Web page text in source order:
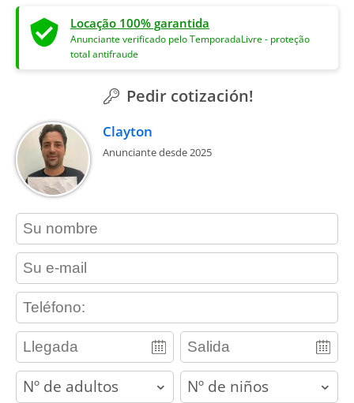
Locação 100% garantida
Anunciante verificado pelo TemporadaLivre - proteção
total antifraude
Pedir cotización!
Clayton
Anunciante desde 2025
contact_name
contact_email
contact_phone
adults children